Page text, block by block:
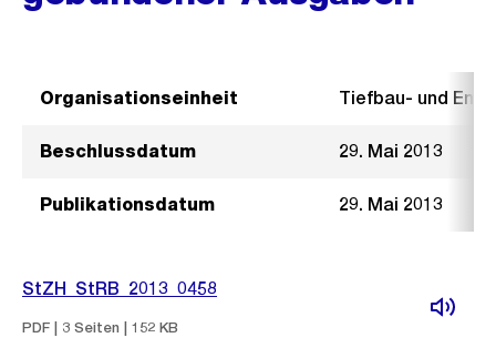
Organisationseinheit Tiefbau- und
Beschlussdatum 29. Mai 2013
Publikationsdatum 29. Mai 2013
StZH_StRB_2013_0458
PDF | 3 Seiten | 152 KB